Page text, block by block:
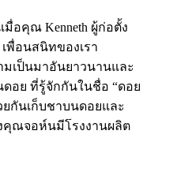
มื่อคุณ Kenneth ผู้ก่อตั้ง
อนสนิทของเรา
เป็นมาอันยาวนานและ
อย ที่รู้จักกันในชื่อ “ดอย
กันเก็บชาบนดอยและ
คุณจอห์นมีโรงงานผลิต